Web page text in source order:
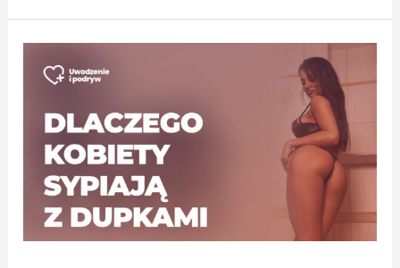
Dlaczego
sypiają
z